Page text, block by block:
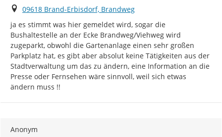
Ort
09618 Brand-Erbisdorf, Brandweg
ja es stimmt was hier gemeldet wird, sogar die
Bushaltestelle an der Ecke Brandweg/Viehweg wird
zugeparkt, obwohl die Gartenanlage einen sehr großen
Parkplatz hat, es gibt aber absolut keine Tätigkeiten aus der
Stadtverwaltung um das zu ändern, eine Information an die
Presse oder Fernsehen wäre sinnvoll, weil sich etwas
ändern muss !!
Anonym